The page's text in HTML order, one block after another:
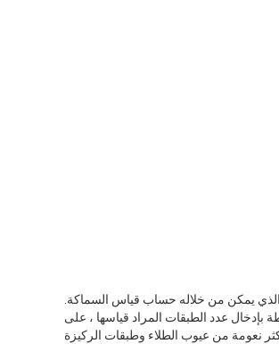
الذي يمكن من خلاله حساب قياس السماكة.
عدد الطبقات المراد قياسها ، على